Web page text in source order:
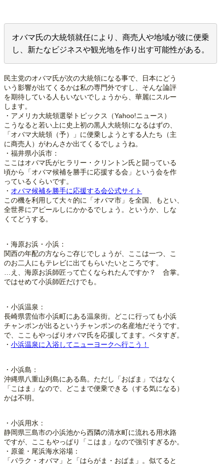
オバマ氏の大統領就任により、商売人や地域が彼に便乗
し、新たなビジネスや観光地を作り出す可能性がある。
民主党のオバマ氏が次の大統領になる事で、日本にどう
いう影響が出てくるかは私の専門外ですし、そんな論評
を期待している人もいないでしょうから、華麗にスルー
します。
・アメリカ大統領選挙トピックス（Yahoo!ニュース）
こうなると若い上に史上初の黒人大統領になるはずの、
「オバマ大統領（予）」に便乗しようとする人たち（主
に商売人）がわんさか出てくるでしょうね。
・福井県小浜市：
ここはオバマ氏がヒラリー・クリントン氏と闘っている
頃から「オバマ候補を勝手に応援する会」という会を作
っているくらいです。
・ オバマ候補を勝手に応援する会公式サイト
この機を利用して大々的に「オバマ市」を全国、もとい、
全世界にアピールしにかかるでしょう。というか、しな
くてどうする。
・海原お浜・小浜：
関西の年配の方ならご存じでしょうが、ここは一つ、こ
のお二人にもテレビに出てもらいたいところです。
…え、海原お浜師匠って亡くなられたんですか？ 合掌。
ではせめて小浜師匠だけでも。
・小浜温泉：
長崎県雲仙市小浜町にある温泉街。どこに行っても小浜
チャンポンが出るというチャンポンの名産地だそうです。
で、ここもやっぱりオバマ氏を応援してます。ベタすぎ。
・ 小浜温泉に入浴してニューヨークへ行こう！
・小浜島：
沖縄県八重山列島にある島。ただし「おばま」ではなく
「こはま」なので、どこまで便乗できる（する気になる）
かは不明。
・小浜用水：
静岡県三島市の小浜池から西隣の清水町に流れる用水路
ですが、ここもやっぱり「こはま」なので強引すぎるか。
・原釜・尾浜海水浴場：
「バラク・オバマ」と「はらがま・おばま」。似てると